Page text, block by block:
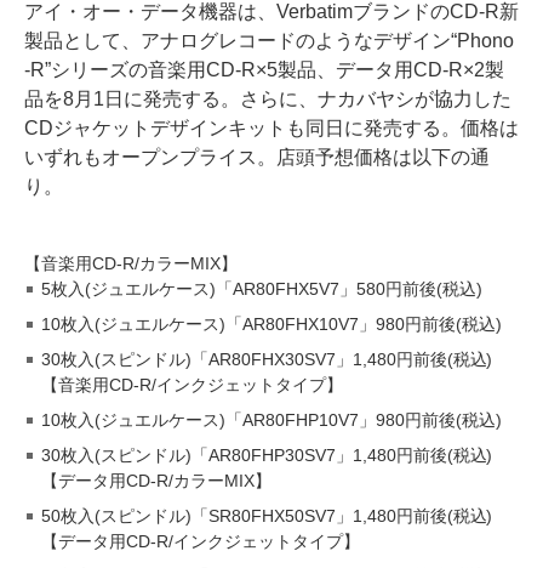
アイ・オー・データ機器は、VerbatimブランドのCD-R新
製品として、アナログレコードのようなデザイン“Phono
-R”シリーズの音楽用CD-R×5製品、データ用CD-R×2製
品を8月1日に発売する。さらに、ナカバヤシが協力した
CDジャケットデザインキットも同日に発売する。価格は
いずれもオープンプライス。店頭予想価格は以下の通
り。
【音楽用CD-R/カラーMIX】
5枚入(ジュエルケース)「AR80FHX5V7」580円前後(税込)
10枚入(ジュエルケース)「AR80FHX10V7」980円前後(税込)
30枚入(スピンドル)「AR80FHX30SV7」1,480円前後(税込)
【音楽用CD-R/インクジェットタイプ】
10枚入(ジュエルケース)「AR80FHP10V7」980円前後(税込)
30枚入(スピンドル)「AR80FHP30SV7」1,480円前後(税込)
【データ用CD-R/カラーMIX】
50枚入(スピンドル)「SR80FHX50SV7」1,480円前後(税込)
【データ用CD-R/インクジェットタイプ】